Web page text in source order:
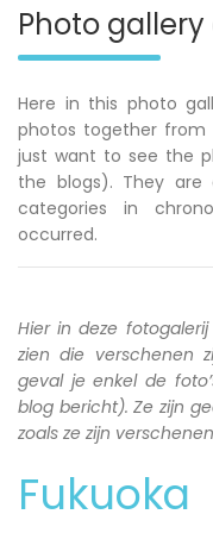
Photo
Here in this photo
photos together from
just want to see the
the blogs). They are
categories in
occurred.
Hier in deze
zien die verschenen
geval je enkel de
blog bericht). Ze zijn
zoals ze zijn
Fukuoka